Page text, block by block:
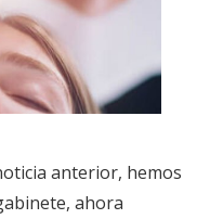
anterior, hemos
ahora